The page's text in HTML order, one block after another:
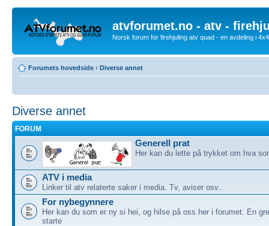
atvforumet.no - atv -
Norsk forum for firehjuling atv quad - en avdeling i
Forumets hovedside ‹ Diverse annet
Diverse annet
FORUM
Generell prat
Her kan du lette på trykket om hva
ATV i media
Linker til atv relaterte saker i media. Tv, aviser osv..
For nybegynnere
Her kan du som er ny si hei, og hilse på oss her i forumet. En
starte